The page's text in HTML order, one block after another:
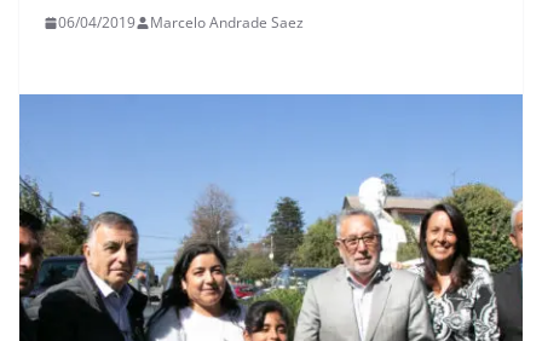
06/04/2019 Marcelo Andrade Saez